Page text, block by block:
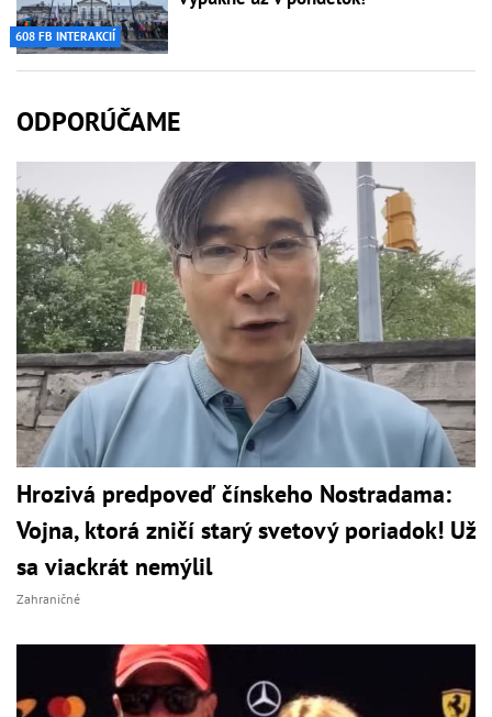
608 FB INTERAKCIÍ
ODPORÚČAME
Hrozivá predpoveď čínskeho Nostradama:
Vojna, ktorá zničí starý svetový poriadok! Už
sa viackrát nemýlil
Zahraničné